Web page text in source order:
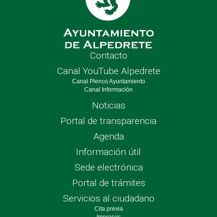
Contacto
Canal YouTube Alpedrete
Canal Plenos Ayuntamiento
Canal Información
Noticias
Portal de transparencia
Agenda
Información útil
Sede electrónica
Portal de trámites
Servicios al ciudadano
Cita previa